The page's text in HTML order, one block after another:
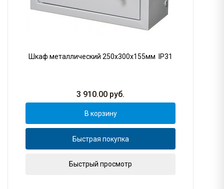
Шкаф металлический 250х300х155мм IP31
3 910.00 руб.
В корзину
Быстрая покупка
Быстрый просмотр